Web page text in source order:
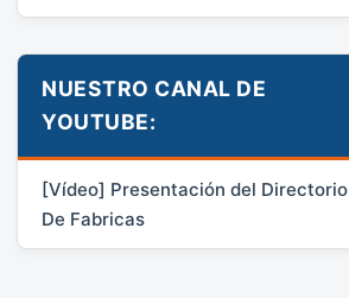
NUESTRO CANAL DE
YOUTUBE:
[Vídeo] Presentación del Directorio
De Fabricas